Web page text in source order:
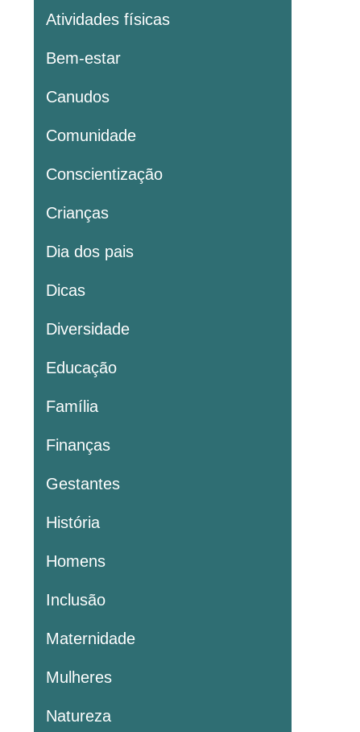
Atividades físicas
Bem-estar
Canudos
Comunidade
Conscientização
Crianças
Dia dos pais
Dicas
Diversidade
Educação
Família
Finanças
Gestantes
História
Homens
Inclusão
Maternidade
Mulheres
Natureza